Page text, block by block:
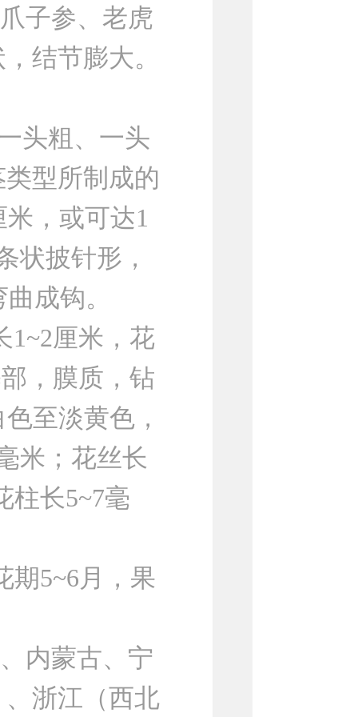
子参、老虎
结节膨大。
头粗、一头
型所制成的
，或可达1
状披针形，
成钩。
厘米，花
，膜质，钻
至淡黄色，
米；花丝长
柱长5~7毫
5~6月，果
内蒙古、宁
浙江（西北